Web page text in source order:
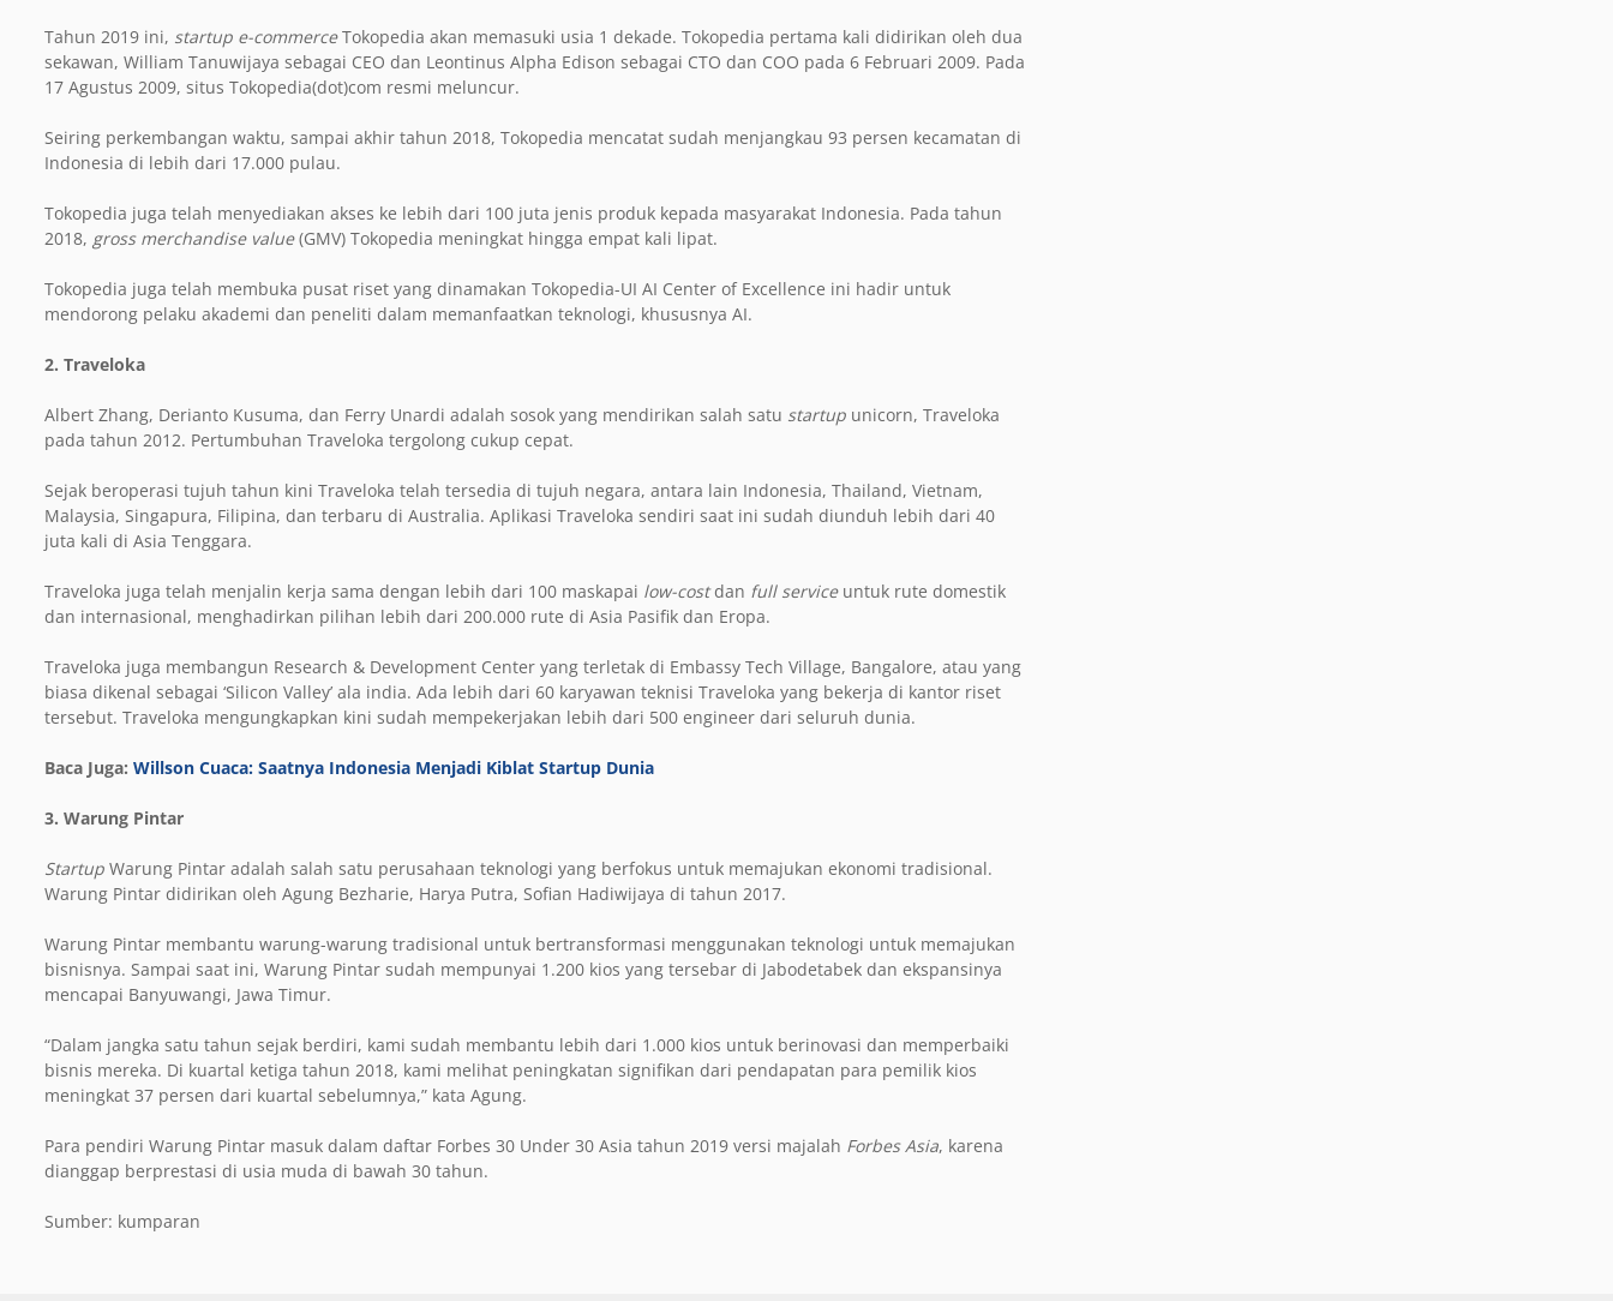
Tahun 2019 ini, startup e-commerceTokopedia akan memasuki usia 1 dekade. Tokopedia pertama kali didirikan oleh dua
sekawan, William Tanuwijaya sebagai CEO dan Leontinus Alpha Edison sebagai CTO dan COO pada 6 Februari 2009. Pada
17 Agustus 2009, situs Tokopedia(dot)com resmi meluncur.
Seiring perkembangan waktu, sampai akhir tahun 2018, Tokopedia mencatat sudah menjangkau 93 persen kecamatan di
Indonesia di lebih dari 17.000 pulau.
Tokopedia juga telah menyediakan akses ke lebih dari 100 juta jenis produk kepada masyarakat Indonesia. Pada tahun
2018, gross merchandise value(GMV) Tokopedia meningkat hingga empat kali lipat.
Tokopedia juga telah membuka pusat riset yang dinamakan Tokopedia-UI AI Center of Excellence ini hadir untuk
mendorong pelaku akademi dan peneliti dalam memanfaatkan teknologi, khususnya AI.
2. Traveloka
Albert Zhang, Derianto Kusuma, dan Ferry Unardi adalah sosok yang mendirikan salah satu startup unicorn, Traveloka
pada tahun 2012. Pertumbuhan Traveloka tergolong cukup cepat.
Sejak beroperasi tujuh tahun kini Traveloka telah tersedia di tujuh negara, antara lain Indonesia, Thailand, Vietnam,
Malaysia, Singapura, Filipina, dan terbaru di Australia. Aplikasi Traveloka sendiri saat ini sudah diunduh lebih dari 40
juta kali di Asia Tenggara.
Traveloka juga telah menjalin kerja sama dengan lebih dari 100 maskapai low-costdan full service untuk rute domestik
dan internasional, menghadirkan pilihan lebih dari 200.000 rute di Asia Pasifik dan Eropa.
Traveloka juga membangun Research & Development Center yang terletak di Embassy Tech Village, Bangalore, atau yang
biasa dikenal sebagai ‘Silicon Valley’ ala india. Ada lebih dari 60 karyawan teknisi Traveloka yang bekerja di kantor riset
tersebut. Traveloka mengungkapkan kini sudah mempekerjakan lebih dari 500 engineer dari seluruh dunia.
Baca Juga: Willson Cuaca: Saatnya Indonesia Menjadi Kiblat Startup Dunia
3. Warung Pintar
Startup Warung Pintar adalah salah satu perusahaan teknologi yang berfokus untuk memajukan ekonomi tradisional.
Warung Pintar didirikan oleh Agung Bezharie, Harya Putra, Sofian Hadiwijaya di tahun 2017.
Warung Pintar membantu warung-warung tradisional untuk bertransformasi menggunakan teknologi untuk memajukan
bisnisnya. Sampai saat ini, Warung Pintar sudah mempunyai 1.200 kios yang tersebar di Jabodetabek dan ekspansinya
mencapai Banyuwangi, Jawa Timur.
“Dalam jangka satu tahun sejak berdiri, kami sudah membantu lebih dari 1.000 kios untuk berinovasi dan memperbaiki
bisnis mereka. Di kuartal ketiga tahun 2018, kami melihat peningkatan signifikan dari pendapatan para pemilik kios
meningkat 37 persen dari kuartal sebelumnya,” kata Agung.
Para pendiri Warung Pintar masuk dalam daftar Forbes 30 Under 30 Asia tahun 2019 versi majalah Forbes Asia, karena
dianggap berprestasi di usia muda di bawah 30 tahun.
Sumber: kumparan